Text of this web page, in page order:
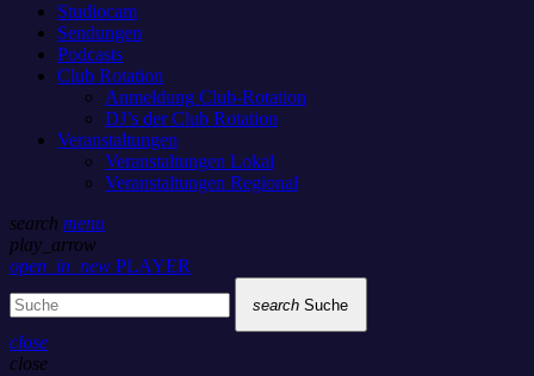
Studiocam
Sendungen
Podcasts
Club Rotation
Anmeldung Club-Rotation
DJ’s der Club Rotation
Veranstaltungen
Veranstaltungen Lokal
Veranstaltungen Regional
search menu
play_arrow
open_in_new PLAYER
search Suche
close
close